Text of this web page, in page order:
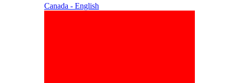
Canada - English